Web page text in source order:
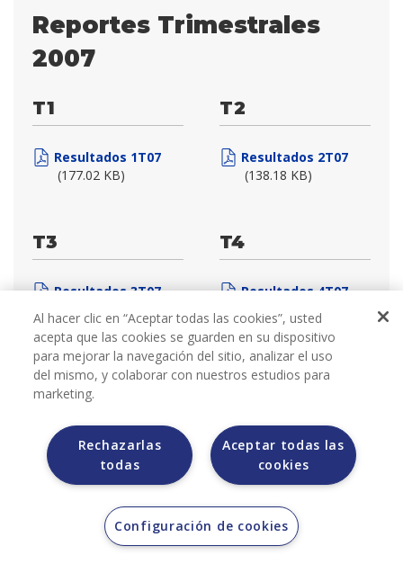
Reportes Trimestrales
2007
T1
Resultados 1T07
(177.02 KB)
T2
Resultados 2T07
(138.18 KB)
T3
Resultados 3T07
T4
Resultados 4T07
Al hacer clic en “Aceptar todas las cookies”, usted
acepta que las cookies se guarden en su dispositivo
para mejorar la navegación del sitio, analizar el uso
del mismo, y colaborar con nuestros estudios para
marketing.
Aceptar todas las
cookies
Rechazarlas
todas
Configuración de cookies